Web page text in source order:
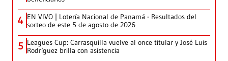
4 EN VIVO | Lotería Nacional de Panamá - Resultados del
sorteo de este 5 de agosto de 2026
5 Leagues Cup: Carrasquilla vuelve al once titular y José Luis
Rodríguez brilla con asistencia